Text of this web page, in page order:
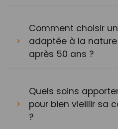
Comment choisir
adaptée à la
après 50 ans ?
Quels soins
pour bien vieillir sa
?